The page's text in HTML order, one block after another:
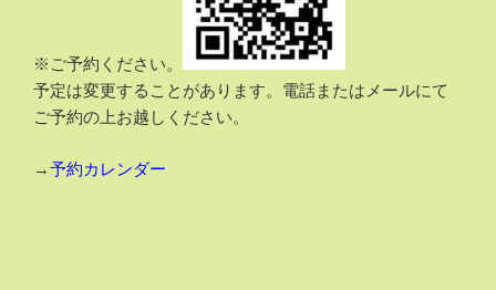
※ご予約ください。
予定は変更することがあります。電話またはメールにて
ご予約の上お越しください。
→予約カレンダー